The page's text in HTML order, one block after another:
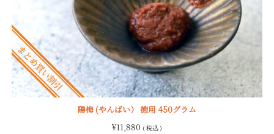
陽梅 (やんばい） 徳用 450グラム
¥11,880 ( 税込 )